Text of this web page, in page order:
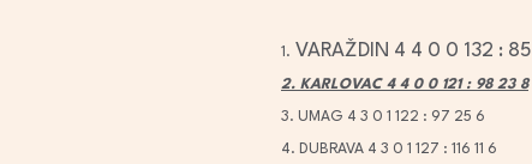
1. VARAŽDIN 4 4 0 0 132 : 85
2. KARLOVAC 4 4 0 0 121 : 98 23 8
3. UMAG 4 3 0 1 122 : 97 25 6
4. DUBRAVA 4 3 0 1 127 : 116 11 6